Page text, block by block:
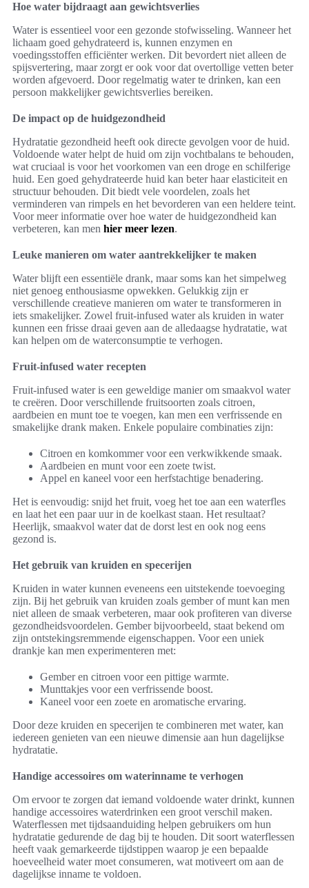
Hoe water bijdraagt aan gewichtsverlies
Water is essentieel voor een gezonde stofwisseling. Wanneer het
lichaam goed gehydrateerd is, kunnen enzymen en
voedingsstoffen efficiënter werken. Dit bevordert niet alleen de
spijsvertering, maar zorgt er ook voor dat overtollige vetten beter
worden afgevoerd. Door regelmatig water te drinken, kan een
persoon makkelijker gewichtsverlies bereiken.
De impact op de huidgezondheid
Hydratatie gezondheid heeft ook directe gevolgen voor de huid.
Voldoende water helpt de huid om zijn vochtbalans te behouden,
wat cruciaal is voor het voorkomen van een droge en schilferige
huid. Een goed gehydrateerde huid kan beter haar elasticiteit en
structuur behouden. Dit biedt vele voordelen, zoals het
verminderen van rimpels en het bevorderen van een heldere teint.
Voor meer informatie over hoe water de huidgezondheid kan
verbeteren, kan men hier meer lezen.
Leuke manieren om water aantrekkelijker te maken
Water blijft een essentiële drank, maar soms kan het simpelweg
niet genoeg enthousiasme opwekken. Gelukkig zijn er
verschillende creatieve manieren om water te transformeren in
iets smakelijker. Zowel fruit-infused water als kruiden in water
kunnen een frisse draai geven aan de alledaagse hydratatie, wat
kan helpen om de waterconsumptie te verhogen.
Fruit-infused water recepten
Fruit-infused water is een geweldige manier om smaakvol water
te creëren. Door verschillende fruitsoorten zoals citroen,
aardbeien en munt toe te voegen, kan men een verfrissende en
smakelijke drank maken. Enkele populaire combinaties zijn:
Citroen en komkommer voor een verkwikkende smaak.
Aardbeien en munt voor een zoete twist.
Appel en kaneel voor een herfstachtige benadering.
Het is eenvoudig: snijd het fruit, voeg het toe aan een waterfles
en laat het een paar uur in de koelkast staan. Het resultaat?
Heerlijk, smaakvol water dat de dorst lest en ook nog eens
gezond is.
Het gebruik van kruiden en specerijen
Kruiden in water kunnen eveneens een uitstekende toevoeging
zijn. Bij het gebruik van kruiden zoals gember of munt kan men
niet alleen de smaak verbeteren, maar ook profiteren van diverse
gezondheidsvoordelen. Gember bijvoorbeeld, staat bekend om
zijn ontstekingsremmende eigenschappen. Voor een uniek
drankje kan men experimenteren met:
Gember en citroen voor een pittige warmte.
Munttakjes voor een verfrissende boost.
Kaneel voor een zoete en aromatische ervaring.
Door deze kruiden en specerijen te combineren met water, kan
iedereen genieten van een nieuwe dimensie aan hun dagelijkse
hydratatie.
Handige accessoires om waterinname te verhogen
Om ervoor te zorgen dat iemand voldoende water drinkt, kunnen
handige accessoires waterdrinken een groot verschil maken.
Waterflessen met tijdsaanduiding helpen gebruikers om hun
hydratatie gedurende de dag bij te houden. Dit soort waterflessen
heeft vaak gemarkeerde tijdstippen waarop je een bepaalde
hoeveelheid water moet consumeren, wat motiveert om aan de
dagelijkse inname te voldoen.